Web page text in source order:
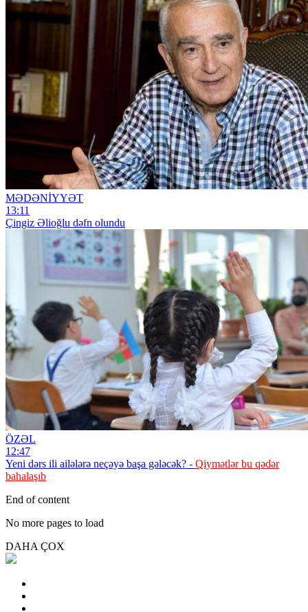
MƏDƏNİYYƏT
13:11
Çingiz Əlioğlu dəfn olundu
ÖZƏL
12:47
Yeni dərs ili ailələrə neçəyə başa gələcək? - Qiymətlər bu qədər
bahalaşıb
End of content
No more pages to load
DAHA ÇOX